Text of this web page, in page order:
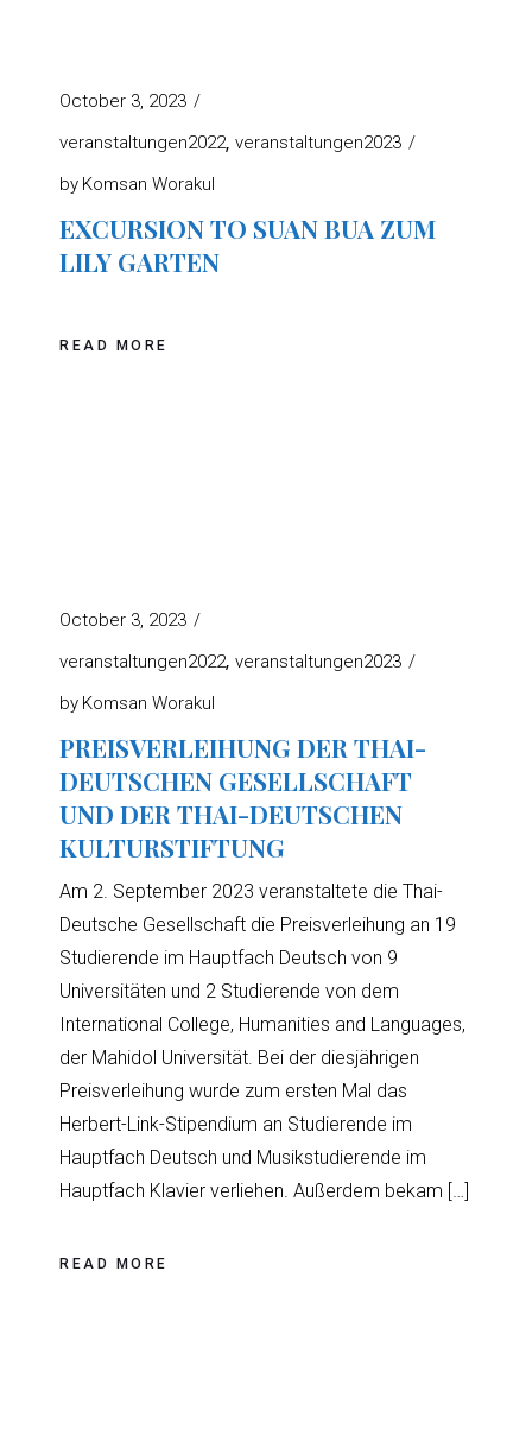
October 3, 2023
veranstaltungen2022 veranstaltungen2023
by Komsan Worakul
EXCURSION TO SUAN BUA ZUM
LILY GARTEN
READ MORE
October 3, 2023
veranstaltungen2022 veranstaltungen2023
by Komsan Worakul
PREISVERLEIHUNG DER THAI-
DEUTSCHEN GESELLSCHAFT
UND DER THAI-DEUTSCHEN
KULTURSTIFTUNG
Am 2. September 2023 veranstaltete die Thai-
Deutsche Gesellschaft die Preisverleihung an 19
Studierende im Hauptfach Deutsch von 9
Universitäten und 2 Studierende von dem
International College, Humanities and Languages,
der Mahidol Universität. Bei der diesjährigen
Preisverleihung wurde zum ersten Mal das
Herbert-Link-Stipendium an Studierende im
Hauptfach Deutsch und Musikstudierende im
Hauptfach Klavier verliehen. Außerdem bekam […]
READ MORE